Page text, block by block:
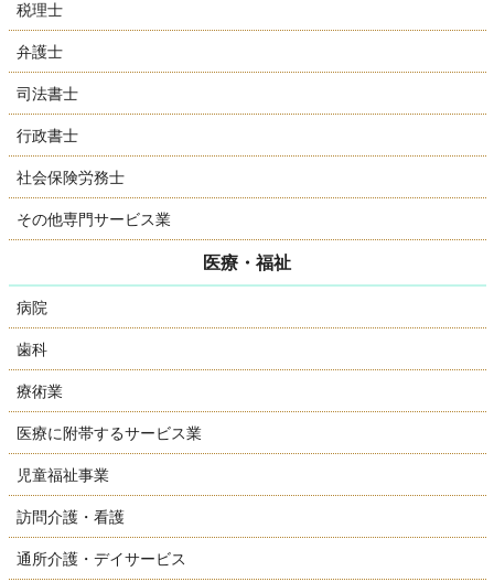
税理士
弁護士
司法書士
行政書士
社会保険労務士
その他専門サービス業
医療・福祉
病院
歯科
療術業
医療に附帯するサービス業
児童福祉事業
訪問介護・看護
通所介護・デイサービス